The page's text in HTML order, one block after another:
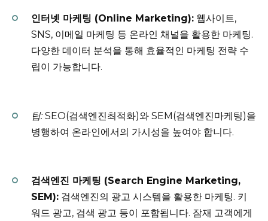
인터넷 마케팅 (Online Marketing): 웹사이트,
SNS, 이메일 마케팅 등 온라인 채널을 활용한 마케팅.
다양한 데이터 분석을 통해 효율적인 마케팅 전략 수
립이 가능합니다.
팁:SEO(검색엔진최적화)와 SEM(검색엔진마케팅)을
병행하여 온라인에서의 가시성을 높여야 합니다.
검색엔진 마케팅 (Search Engine Marketing,
SEM): 검색엔진의 광고 시스템을 활용한 마케팅. 키
워드 광고, 검색 광고 등이 포함됩니다. 잠재 고객에게